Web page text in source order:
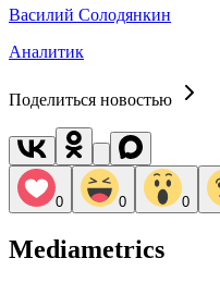
Василий Солодянкин
Аналитик
Поделиться новостью
0 0 0
Mediametrics